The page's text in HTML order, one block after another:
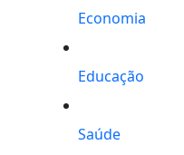
Economia
Educação
Saúde